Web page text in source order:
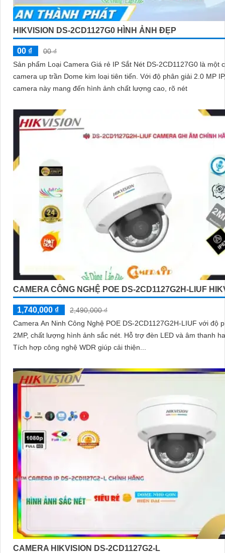
HIKVISION DS-2CD1127G0 HÌNH ẢNH ĐẸP
00 ₫
00 ₫
Sản phẩm Loại Camera Giá rẻ IP Sắt Nét DS-2CD1127G0 là một
camera up trần Dome kim loại tiên tiến. Với độ phân giải 2.0 MP IP,
camera này mang đến hình ảnh chất lượng cao, rõ nét
CAMERA CÔNG NGHỆ POE DS-2CD1127G2H-LIUF
1,740,000 ₫
2,490,000 ₫
Camera An Ninh Công Nghệ POE DS-2CD1127G2H-LIUF với độ
2MP, chất lượng hình ảnh sắc nét. Hỗ trợ đèn LED và âm thanh hai chiều.
Tích hợp công nghệ WDR giúp cải thiện...
CAMERA HIKVISION DS-2CD1127G2-L